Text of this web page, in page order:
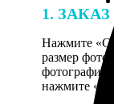
1. ЗАКАЗ
Нажмите
размер
фотографии
нажмите